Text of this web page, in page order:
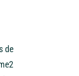
de